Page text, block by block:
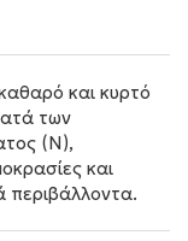
και κυρτό
των
(N),
και
περιβάλλοντα.